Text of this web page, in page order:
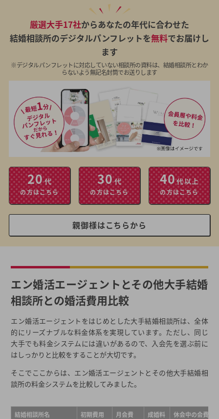
厳選大手17社からあなたの年代に合わせた
結婚相談所のデジタルパンフレットを無料でお届けし
ます
※デジタルパンフレットに対応していない相談所の資料は、結婚相談所とわか
らないよう無記名封筒でお送りします
20代
の方はこちら
30代
の方はこちら
40代以上
の方はこちら
親御様はこちらから
エン婚活エージェントとその他大手結婚
相談所との婚活費用比較
エン婚活エージェントをはじめとした大手結婚相談所は、全体
的にリーズナブルな料金体系を実現しています。ただし、同じ
大手でも料金システムには違いがあるので、入会先を選ぶ前に
はしっかりと比較をすることが大切です。
そこでここからは、エン婚活エージェントとその他大手結婚相
談所の料金システムを比較してみました。
結婚相談所名 初期費用 月会費 成婚料
休会中の会費